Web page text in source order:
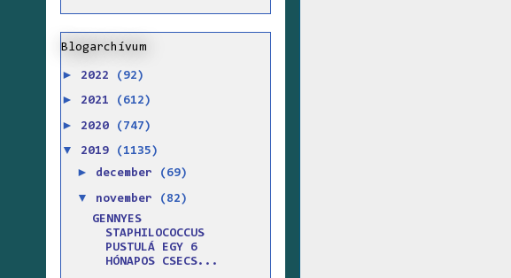
Blogarchívum
► 2022 (92)
► 2021 (612)
► 2020 (747)
▼ 2019 (1135)
► december (69)
▼ november
(82)
GENNYES
STAPHILOCOCCUS
PUSTULÁ EGY 6
HÓNAPOS CSECS...